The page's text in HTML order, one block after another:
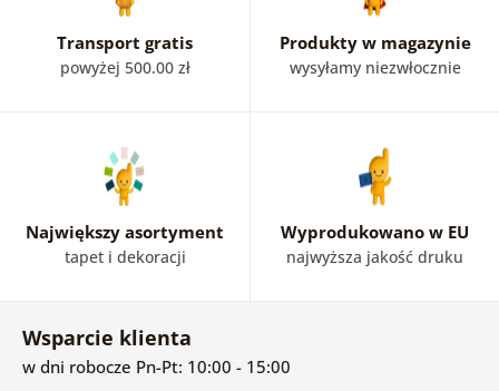
Transport gratis
powyżej 500.00 zł
Produkty w magazynie
wysyłamy niezwłocznie
Największy asortyment
tapet i dekoracji
Wyprodukowano w EU
najwyższa jakość druku
Wsparcie klienta
w dni robocze Pn-Pt: 10:00 - 15:00